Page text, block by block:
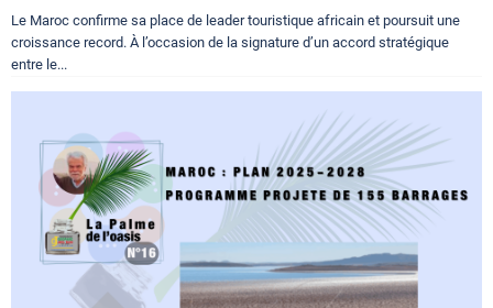
Le Maroc confirme sa place de leader touristique africain et poursuit une
croissance record. À l’occasion de la signature d’un accord stratégique
entre le...